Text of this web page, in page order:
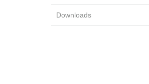
Downloads